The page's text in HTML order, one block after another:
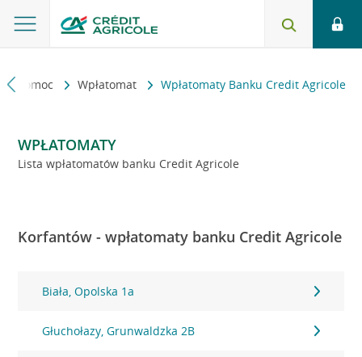
i pomoc Wpłatomat Wpłatomaty Banku Credit Agricole
WPŁATOMATY
Lista wpłatomatów banku Credit Agricole
Korfantów - wpłatomaty banku Credit Agricole
Biała, Opolska 1a
Głuchołazy, Grunwaldzka 2B